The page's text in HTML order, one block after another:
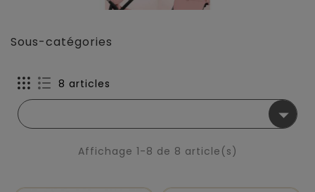
Sous-catégories
8 articles

Affichage 1-8 de 8 article(s)